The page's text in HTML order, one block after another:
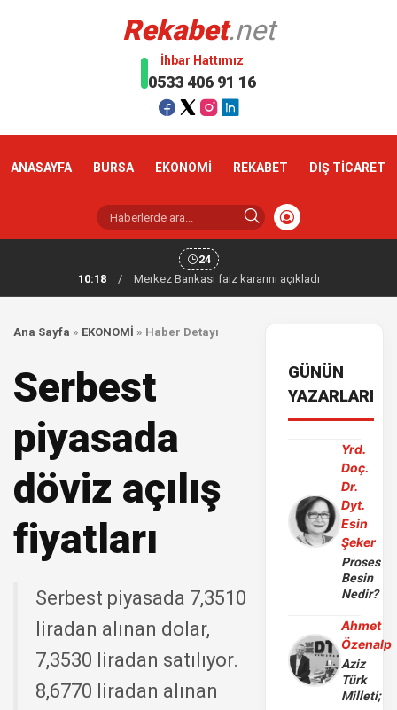
Rekabet.net
İhbar Hattımız
0533 406 91 16
ANASAYFA BURSA EKONOMİ REKABET DIŞ TİCARET
24
10:18
/ Merkez Bankası faiz kararını açıkladı
Ana Sayfa » EKONOMİ » Haber Detayı
Serbest
piyasada
döviz açılış
fiyatları
Serbest piyasada 7,3510
liradan alınan dolar,
7,3530 liradan satılıyor.
8,6770 liradan alınan
GÜNÜN
YAZARLARI
Yrd.
Doç.
Dr.
Dyt.
Esin
Şeker
Proses
Besin
Nedir?
Ahmet
Özenalp
Aziz
Türk
Milleti;